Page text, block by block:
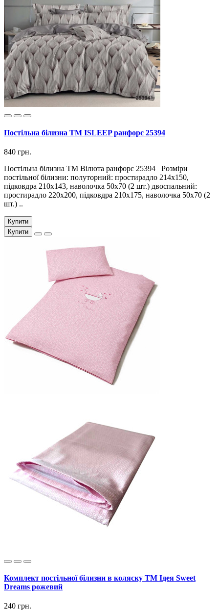
Постільна білизна ТМ ISLEEP ранфорс 25394
840 грн.
Постільна білизна ТМ Вілюта ранфорс 25394 Розміри
постільної білизни: полуторний: простирадло 214х150,
підковдра 210х143, наволочка 50х70 (2 шт.) двоспальний:
простирадло 220х200, підковдра 210х175, наволочка 50х70 (2
шт.) ..
Купити
Купити
Комплект постільної білизни в коляску ТМ Ідея Sweet
Dreams рожевий
240 грн.